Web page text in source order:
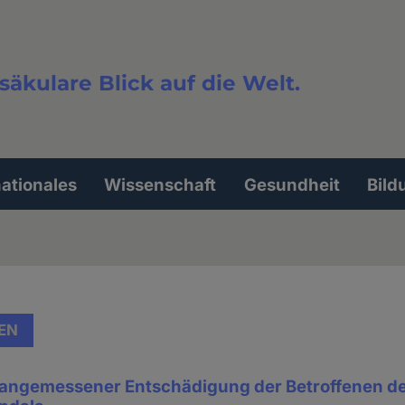
Blick auf die Welt.
Wissenschaft Gesundheit
Entschädigung der Betroffenen